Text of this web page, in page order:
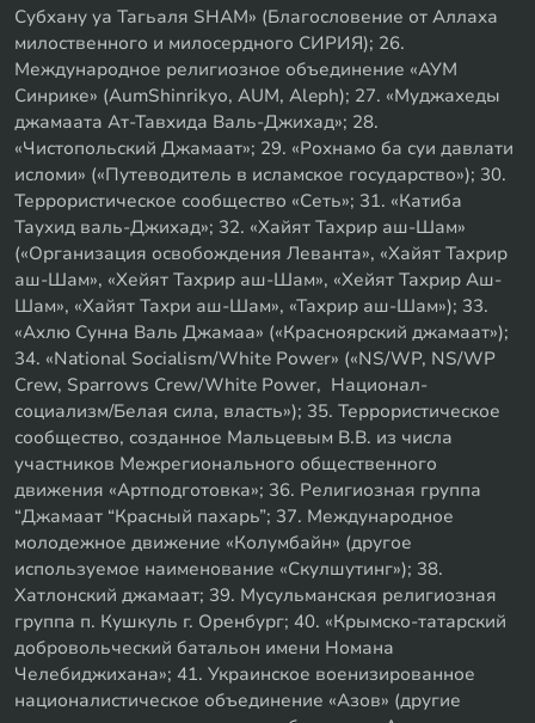
Субхану уа Тагьаля SHAM» (Благословение от Аллаха
милоственного и милосердного СИРИЯ); 26.
Международное религиозное объединение «АУМ
Синрике» (AumShinrikyo, AUM, Aleph); 27. «Муджахеды
джамаата Ат-Тавхида Валь-Джихад»; 28.
«Чистопольский Джамаат»; 29. «Рохнамо ба суи давлати
исломи» («Путеводитель в исламское государство»); 30.
Террористическое сообщество «Сеть»; 31. «Катиба
Таухид валь-Джихад»; 32. «Хайят Тахрир аш-Шам»
(«Организация освобождения Леванта», «Хайят Тахрир
аш-Шам», «Хейят Тахрир аш-Шам», «Хейят Тахрир Аш-
Шам», «Хайят Тахри аш-Шам», «Тахрир аш-Шам»); 33.
«Ахлю Сунна Валь Джамаа» («Красноярский джамаат»);
34. «National Socialism/White Power» («NS/WP, NS/WP
Crew, Sparrows Crew/White Power, Национал-
социализм/Белая сила, власть»); 35. Террористическое
сообщество, созданное Мальцевым В.В. из числа
участников Межрегионального общественного
движения «Артподготовка»; 36. Религиозная группа
“Джамаат “Красный пахарь”; 37. Международное
молодежное движение «Колумбайн» (другое
используемое наименование «Скулшутинг»); 38.
Хатлонский джамаат; 39. Мусульманская религиозная
группа п. Кушкуль г. Оренбург; 40. «Крымско-татарский
добровольческий батальон имени Номана
Челебиджихана»; 41. Украинское военизированное
националистическое объединение «Азов» (другие